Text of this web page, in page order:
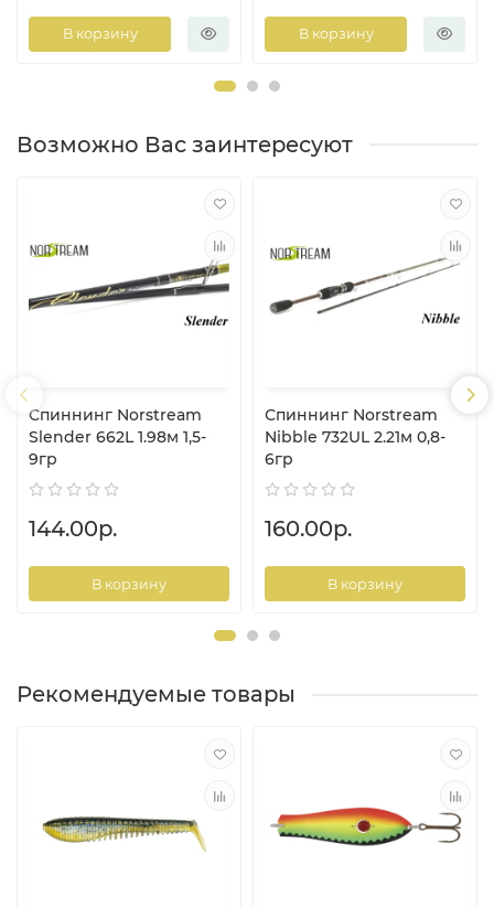
В корзину В корзину
Возможно Вас заинтересуют
Спиннинг Norstream
Slender 662L 1.98м 1,5-
9гр
144.00р.
В корзину
Спиннинг Norstream
Nibble 732UL 2.21м 0,8-
6гр
160.00р.
В корзину
Рекомендуемые товары